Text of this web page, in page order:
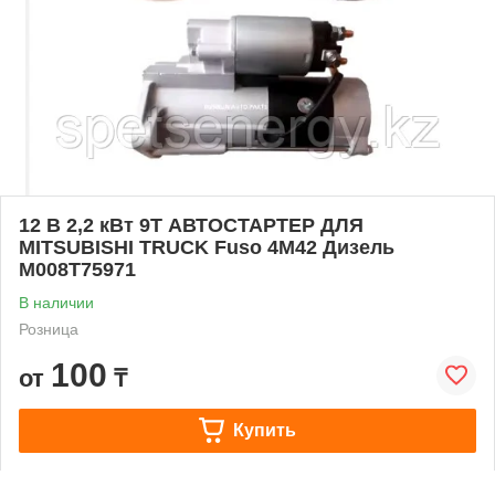
12 В 2,2 кВт 9T АВТОСТАРТЕР ДЛЯ
MITSUBISHI TRUCK Fuso 4M42 Дизель
M008T75971
В наличии
Розница
от 100 ₸
Купить